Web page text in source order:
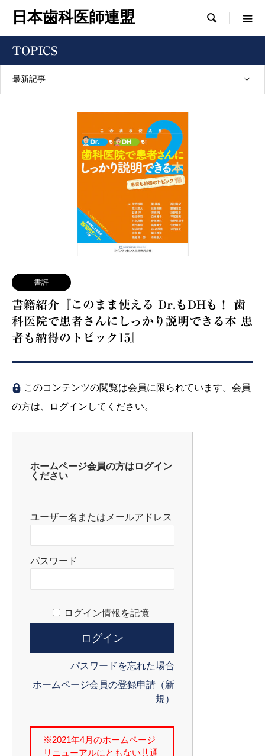
日本歯科医師連盟 
TOPICS
最新記事
書評
書籍紹介『このまま使える Dr.もDHも！ 歯
科医院で患者さんにしっかり説明できる本 患
者も納得のトピック15』
このコンテンツの閲覧は会員に限られています。会員
の方は、ログインしてください。
ホームページ会員の方はログイン
ください
ユーザー名またはメールアドレス
パスワード
ログイン情報を記憶
パスワードを忘れた場合
ホームページ会員の登録申請（新
規）